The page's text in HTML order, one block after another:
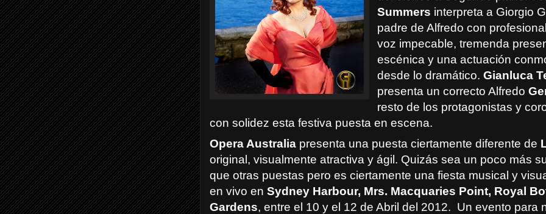
Summers interpreta a Giorgio
padre de Alfredo con
voz impecable, tremenda
escénica y una actuación
desde lo dramático. Gianluca
presenta un correcto Alfredo
resto de los protagonistas y
con solidez esta festiva puesta en escena.
Opera Australia presenta una puesta ciertamente diferente de
original, visualmente atractiva y ágil. Quizás sea un poco más
que otras puestas pero es ciertamente una fiesta musical y
en vivo en Sydney Harbour, Mrs. Macquaries Point, Royal
Gardens, entre el 10 y el 12 de Abril del 2012. Un evento para